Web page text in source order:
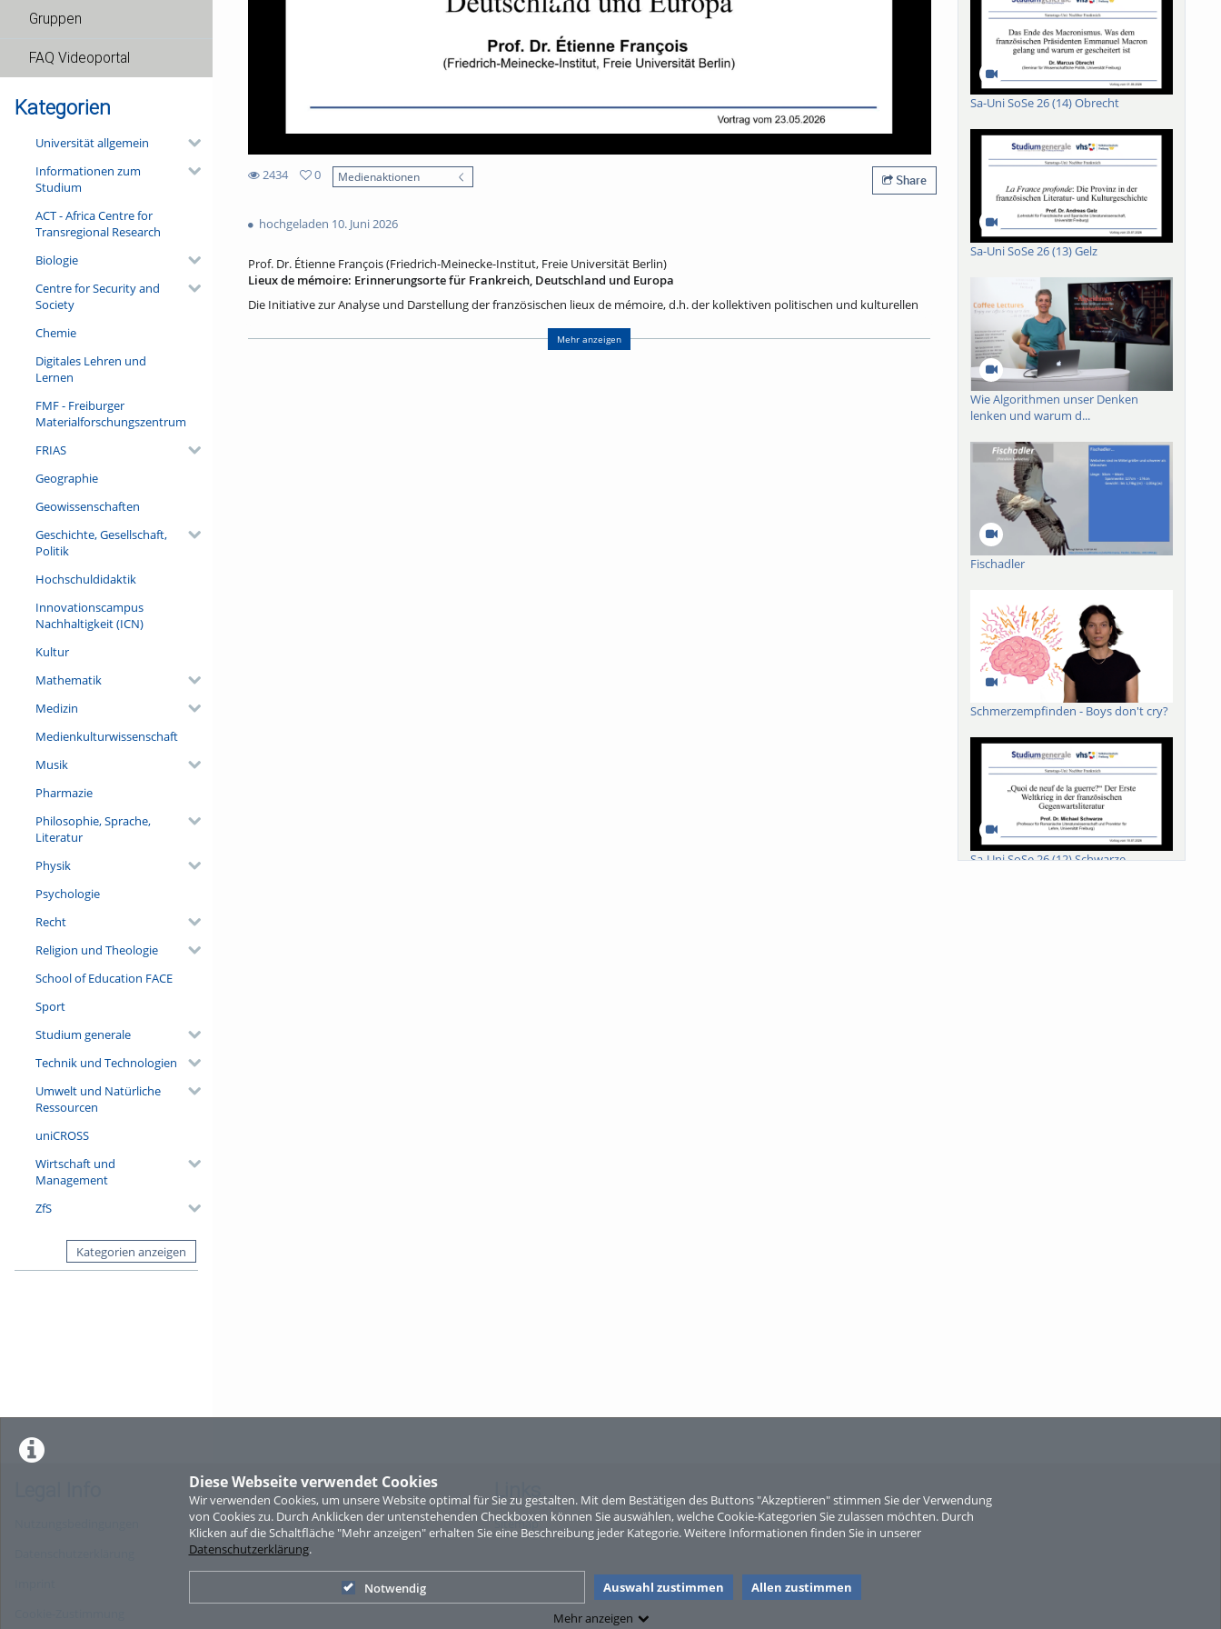
Diese Webseite verwendet Cookies
Wir verwenden Cookies, um unsere Website optimal für Sie zu gestalten. Mit dem Bestätigen des Buttons "Akzeptieren" stimmen Sie der Verwendung
von Cookies zu. Durch Anklicken der untenstehenden Checkboxen können Sie auswählen, welche Cookie-Kategorien Sie zulassen möchten. Durch
Klicken auf die Schaltfläche "Mehr anzeigen" erhalten Sie eine Beschreibung jeder Kategorie. Weitere Informationen finden Sie in unserer
Datenschutzerklärung.
Notwendig Auswahl zustimmen
Allen zustimmen
Mehr anzeigen
Gruppen
FAQ Videoportal
Kategorien
Universität allgemein
Informationen zum
Studium
ACT - Africa Centre for
Transregional Research
Biologie
Centre for Security and
Society
Chemie
Digitales Lehren und
Lernen
FMF - Freiburger
Materialforschungszentrum
FRIAS
Geographie
Geowissenschaften
Geschichte, Gesellschaft,
Politik
Hochschuldidaktik
Innovationscampus
Nachhaltigkeit (ICN)
Kultur
Mathematik
Medizin
Medienkulturwissenschaft
Musik
Pharmazie
Philosophie, Sprache,
Literatur
Physik
Psychologie
Recht
Religion und Theologie
School of Education FACE
Sport
Studium generale
Technik und Technologien
Umwelt und Natürliche
Ressourcen
uniCROSS
Wirtschaft und
Management
ZfS
Kategorien anzeigen
2434
views
0
Medienaktionen Share
hochgeladen 10. Juni 2026
Prof. Dr. Étienne François (Friedrich-Meinecke-Institut, Freie Universität Berlin)
Lieux de mémoire: Erinnerungsorte für Frankreich, Deutschland und Europa
Die Initiative zur Analyse und Darstellung der französischen lieux de mémoire, d.h. der kollektiven politischen und kulturellen
kreativer und anregender Wissenschaftler und Herausgeber hat er zusammen mit 121 Mitautoren von 1984 bis 1992 sieben
beeindruckende Bände veröffentlicht, die sofort einen großen Erfolg hatten und Pierre Nora im Jahr 2001 die Mitgliedschaft in
Mehr anzeigen
Sa-Uni SoSe 26 (14) Obrecht
Sa-Uni SoSe 26 (13) Gelz
Wie Algorithmen unser Denken
lenken und warum d...
Fischadler
Schmerzempfinden - Boys don't cry?
Sa-Uni SoSe 26 (12) Schwarze
Sperber
Links
Sitemap